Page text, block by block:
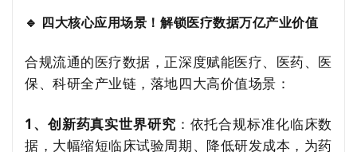
🔹 四大核心应用场景！解锁医疗数据万亿产业价值
合规流通的医疗数据，正深度赋能医疗、医药、医
保、科研全产业链，落地四大高价值场景：
1、创新药真实世界研究 ：依托合规标准化临床数
据，大幅缩短临床试验周期、降低研发成本，为药